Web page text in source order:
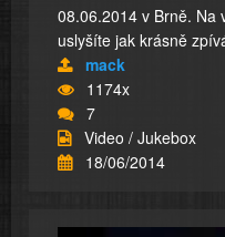
08.06.2014 v Brně. Na
uslyšíte jak krásně
mack
1174x
7
Video / Jukebox
18/06/2014